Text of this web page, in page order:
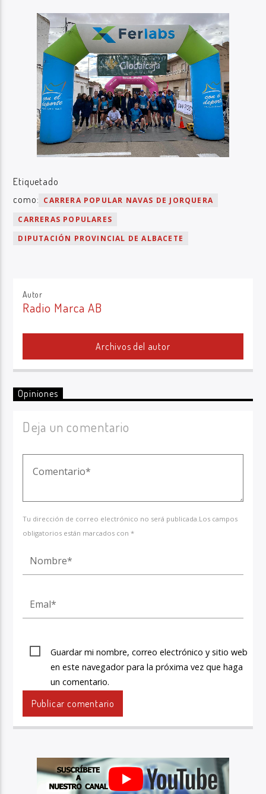
Etiquetado
como: CARRERA POPULAR NAVAS DE JORQUERA
CARRERAS POPULARES
DIPUTACIÓN PROVINCIAL DE ALBACETE
Autor
Radio Marca AB
Archivos del autor
Opiniones
Deja un comentario
Tu dirección de correo electrónico no será publicada.Los campos
obligatorios están marcados con *
Guardar mi nombre, correo electrónico y sitio web
en este navegador para la próxima vez que haga
un comentario.